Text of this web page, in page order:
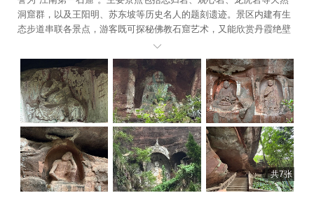
洞窟群，以及王阳明、苏东坡等历史名人的题刻遗迹。景区内建有生
态步道串联各景点，游客既可探秘佛教石窟艺术，又能欣赏丹霞绝壁
与苍翠林海相映成趣的自然景观，是集历史人文与地质奇观于一体的
游览胜地。

共7张